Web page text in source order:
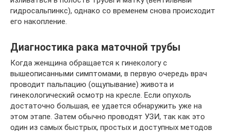
гидросальпинкс), однако со временем снова происходит
его накопление.
Диагностика рака маточной трубы
Когда женщина обращается к гинекологу с
вышеописанными симптомами, в первую очередь врач
проводит пальпацию (ощупывание) живота и
гинекологический осмотр на кресле. Если опухоль
достаточно большая, ее удается обнаружить уже на
этом этапе. Затем обычно проводят УЗИ, так как это
один из самых быстрых, простых и доступных методов